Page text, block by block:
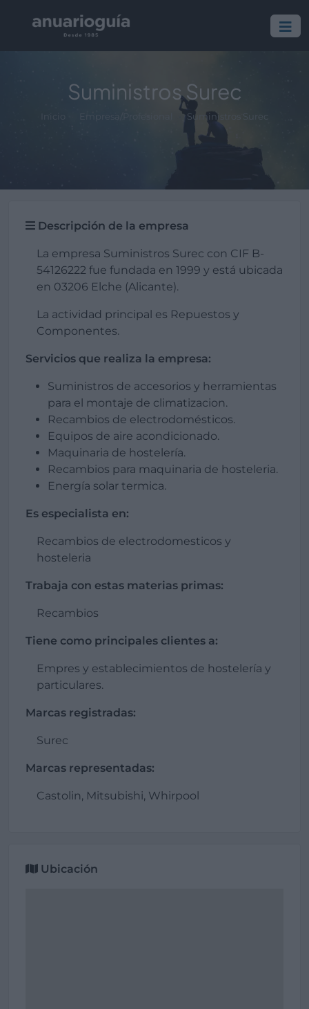
Suministros Surec
Suministros Surec
Descripción de la empresa
La empresa Suministros Surec con CIF B-
54126222 fue fundada en 1999 y está ubicada
en 03206 Elche (Alicante).
La actividad principal es Repuestos y
Componentes.
Servicios que realiza la empresa:
Suministros de accesorios y herramientas
para el montaje de climatizacion.
Recambios de electrodomésticos.
Equipos de aire acondicionado.
Maquinaria de hostelería.
Recambios para maquinaria de hosteleria.
Energía solar termica.
Es especialista en:
Recambios de electrodomesticos y
hosteleria
Trabaja con estas materias primas:
Recambios
Tiene como principales clientes a:
Empres y establecimientos de hostelería y
particulares.
Marcas registradas:
Surec
Marcas representadas:
Castolin, Mitsubishi, Whirpool
Ubicación